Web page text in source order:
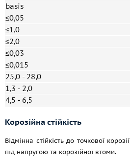
basis
≤0,05
≤1,0
≤2,0
≤0,03
≤0,015
25,0 - 28,0
1,3 - 2,0
4,5 - 6,5
Корозійна стійкість
Відмінна стійкість до точкової
під напругою та корозійної втоми.